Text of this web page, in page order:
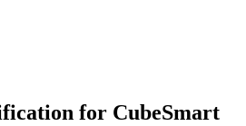
for CubeSmart